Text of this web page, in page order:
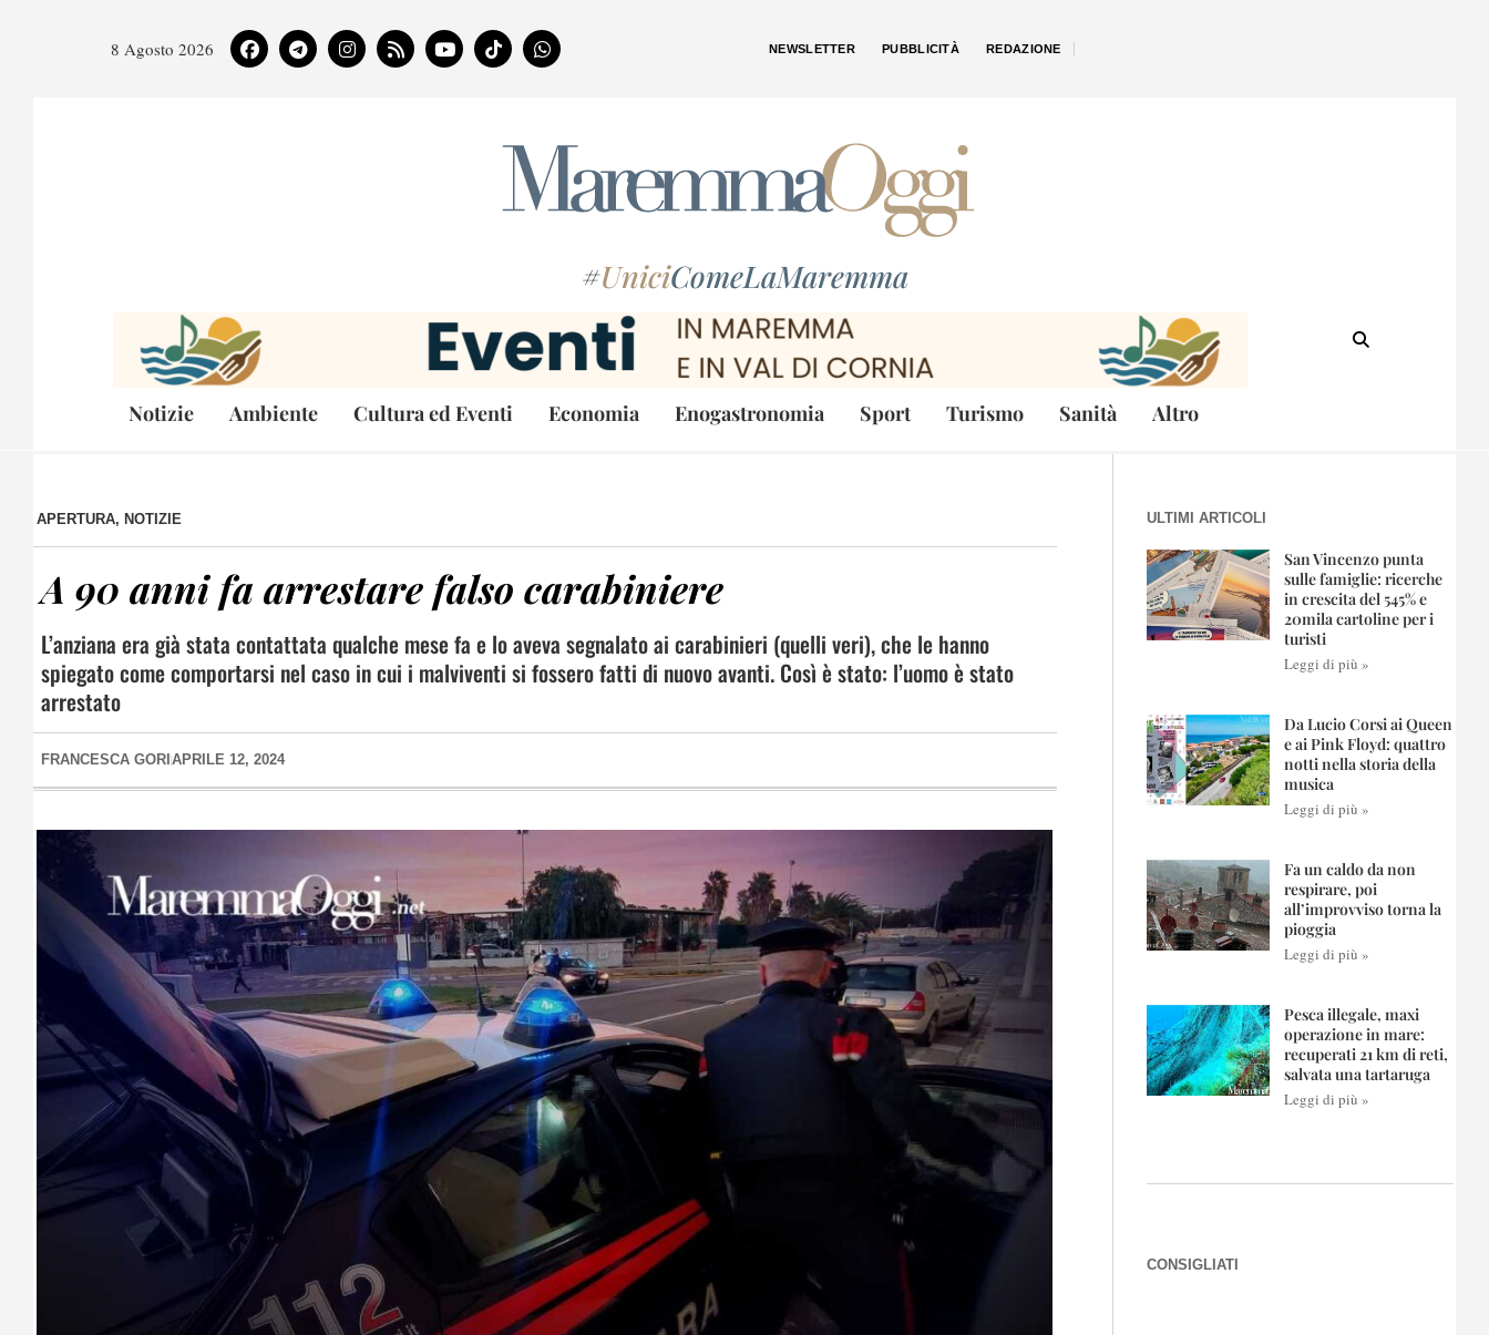
8 Agosto 2026 NEWSLETTER PUBBLICITÀ REDAZIONE
#UniciComeLaMaremma
Notizie Ambiente Cultura ed Eventi Economia Enogastronomia Sport Turismo Sanità Altro
APERTURA, NOTIZIE
A 90 anni fa arrestare falso carabiniere
L’anziana era già stata contattata qualche mese fa e lo aveva segnalato ai carabinieri (quelli veri), che le hanno
spiegato come comportarsi nel caso in cui i malviventi si fossero fatti di nuovo avanti. Così è stato: l’uomo è stato
arrestato
FRANCESCA GORI APRILE 12, 2024
ULTIMI ARTICOLI
San Vincenzo punta
sulle famiglie: ricerche
in crescita del 545% e
20mila cartoline per i
turisti
Leggi di più »
Da Lucio Corsi ai Queen
e ai Pink Floyd: quattro
notti nella storia della
musica
Leggi di più »
Fa un caldo da non
respirare, poi
all’improvviso torna la
pioggia
Leggi di più »
Pesca illegale, maxi
operazione in mare:
recuperati 21 km di reti,
salvata una tartaruga
Leggi di più »
CONSIGLIATI